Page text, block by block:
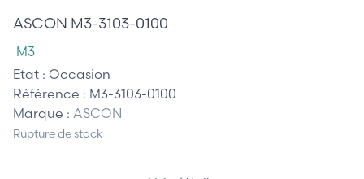
ASCON M3-3103-0100
M3
Etat : Occasion
Référence : M3-3103-0100
Marque : ASCON
Rupture de stock